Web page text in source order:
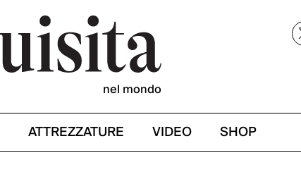
nel mondo
ATTREZZATURE VIDEO SHOP